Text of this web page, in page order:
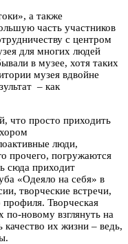
а также
часть участников
с центром
для многих людей
в музее, хотя таких
музея вдвойне
– как
что просто приходить
люди,
прочего, погружаются
сюда приходит
«Одеяло на себя» в
творческие встречи,
профиля. Творческая
по-новому взглянуть на
их жизни – ведь,